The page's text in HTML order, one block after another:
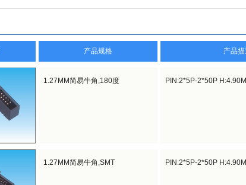
产品规格 产品描
1.27MM简易牛角,180度 PIN:2*5P-2*50P
1.27MM简易牛角,SMT PIN:2*5P-2*50P